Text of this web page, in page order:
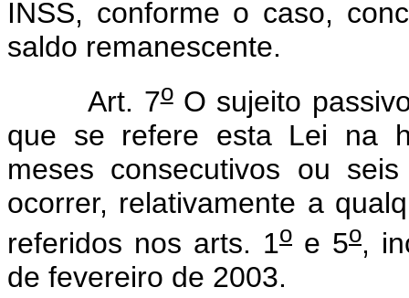
INSS, conforme o caso,
saldo remanescente.
Art. 7oO sujeito
que se refere esta Lei na
meses consecutivos ou
ocorrer, relativamente a
referidos nos arts. 1o e 5o,
de fevereiro de 2003.